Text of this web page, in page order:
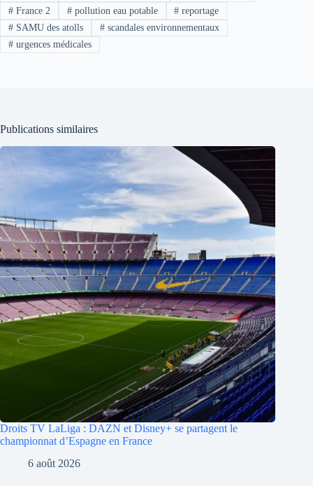
#France 2 #pollution eau potable # reportage
#SAMU des atolls #scandales environnementaux
#urgences médicales
Publications similaires
Droits TV LaLiga : DAZN et Disney+ se partagent le
championnat d’Espagne en France
6 août 2026